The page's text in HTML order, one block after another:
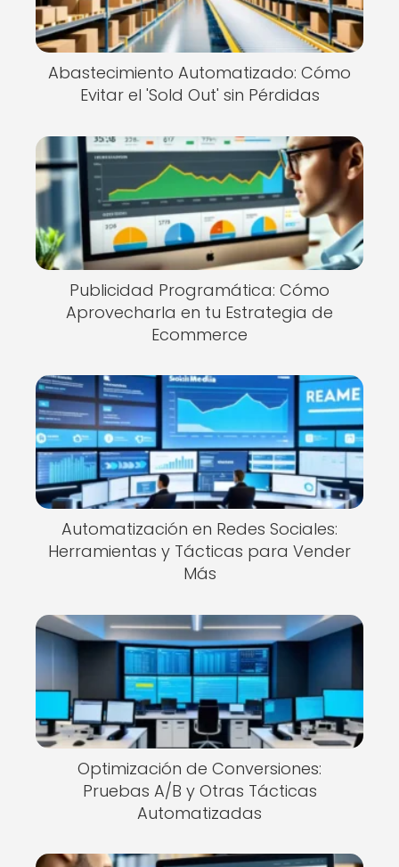
Abastecimiento Automatizado: Cómo
Evitar el 'Sold Out' sin Pérdidas
Publicidad Programática: Cómo
Aprovecharla en tu Estrategia de
Ecommerce
Automatización en Redes Sociales:
Herramientas y Tácticas para Vender
Más
Optimización de Conversiones:
Pruebas A/B y Otras Tácticas
Automatizadas